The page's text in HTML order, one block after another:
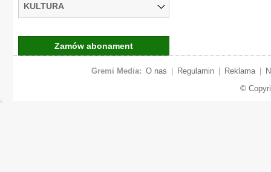
KULTURA
Zamów abonament
Gremi Media: O nas Regulamin Reklama
©